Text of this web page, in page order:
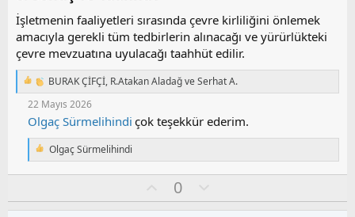
İşletmenin faaliyetleri sırasında çevre kirliliğini önlemek
amacıyla gerekli tüm tedbirlerin alınacağı ve yürürlükteki
çevre mevzuatına uyulacağı taahhüt edilir.
T
r
BURAK ÇİFÇİ, R.Atakan AladağveSerhat A.
22 Mayıs 2026
Olgaç Sürmelihindi çok teşekkür ederim.
T
i
Olgaç Sürmelihindi
y
0
l